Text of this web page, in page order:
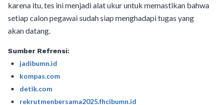
karena itu, tes ini menjadi alat ukur untuk memastikan bahwa
setiap calon pegawai sudah siap menghadapi tugas yang
akan datang.
Sumber Refrensi:
jadibumn.id
kompas.com
detik.com
rekrutmenbersama2025.fhcibumn.id